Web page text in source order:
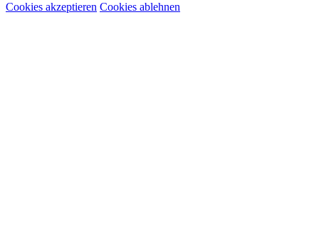
Cookies akzeptieren Cookies ablehnen